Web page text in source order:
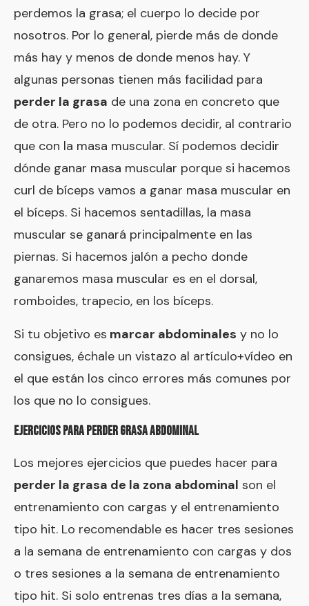
perdemos la grasa; el cuerpo lo decide por
nosotros. Por lo general, pierde más de donde
más hay y menos de donde menos hay. Y
algunas personas tienen más facilidad para
perder la grasa de una zona en concreto que
de otra. Pero no lo podemos decidir, al contrario
que con la masa muscular. Sí podemos decidir
dónde ganar masa muscular porque si hacemos
curl de bíceps vamos a ganar masa muscular en
el bíceps. Si hacemos sentadillas, la masa
muscular se ganará principalmente en las
piernas. Si hacemos jalón a pecho donde
ganaremos masa muscular es en el dorsal,
romboides, trapecio, en los bíceps.
Si tu objetivo es marcar abdominales y no lo
consigues, échale un vistazo al artículo+vídeo en
el que están los cinco errores más comunes por
los que no lo consigues.
EJERCICIOS PARA PERDER GRASA ABDOMINAL
Los mejores ejercicios que puedes hacer para
perder la grasa de la zona abdominal son el
entrenamiento con cargas y el entrenamiento
tipo hit. Lo recomendable es hacer tres sesiones
a la semana de entrenamiento con cargas y dos
o tres sesiones a la semana de entrenamiento
tipo hit. Si solo entrenas tres días a la semana,